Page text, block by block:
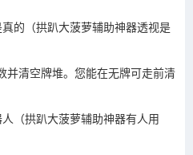
的（拱趴大菠萝辅助神器透视是
并清空牌堆。您能在无牌可走前清
（拱趴大菠萝辅助神器有人用